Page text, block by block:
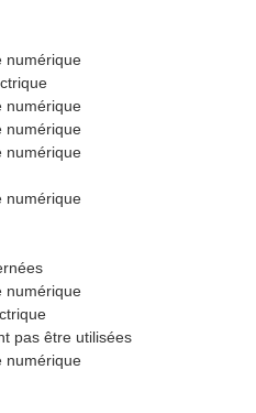
numérique
numérique
numérique
numérique
numérique
numérique
pas être utilisées
numérique